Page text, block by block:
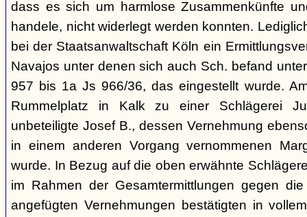
dass es sich um harmlose Zusammenkünfte
handele, nicht widerlegt werden konnten.
bei der Staatsanwaltschaft Köln ein
Navajos unter denen sich auch Sch. befand
957 bis 1a Js 966/36, das eingestellt wurde.
Rummelplatz in Kalk zu einer Schlägerei
unbeteiligte Josef B., dessen Vernehmung
in einem anderen Vorgang vernommenen
wurde. In Bezug auf die oben erwähnte
im Rahmen der Gesamtermittlungen gegen
angefügten Vernehmungen bestätigten in